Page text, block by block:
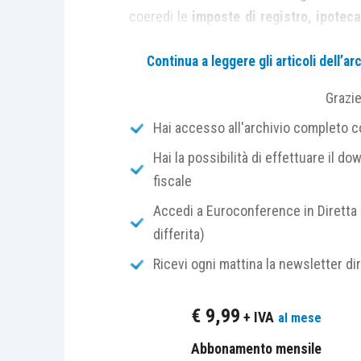
coeredi le imposte di registro,
uno dei coerediin seguito alla
La Commissione tributaria provinciale
la Commissione tributaria regionale
ribaltava l’esito
sentenza in Cassazione.
Questi censuravano la sentenza di
abdicativa al diritto di proprietà non
pari di quanto accade per il diritto di
traslazione del diritto, l’atto non
Continua a leggere gli articoli
Hai accesso all'archivio completo
Hai la possibilità di effettuare il
fiscale
Accedi a Euroconference in
differita)
Ricevi ogni mattina la newsletter
€ 9,99 + IVA al mese
Abbonamento mensile